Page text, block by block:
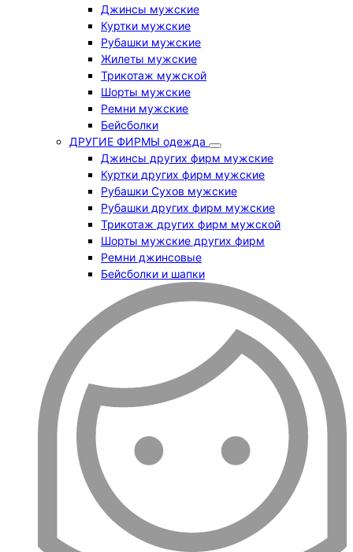
Джинсы мужские
Куртки мужские
Рубашки мужские
Жилеты мужские
Трикотаж мужской
Шорты мужские
Ремни мужские
Бейсболки
ДРУГИЕ ФИРМЫ одежда
Джинсы других фирм мужские
Куртки других фирм мужские
Рубашки Сухов мужские
Рубашки других фирм мужские
Трикотаж других фирм мужской
Шорты мужские других фирм
Ремни джинсовые
Бейсболки и шапки